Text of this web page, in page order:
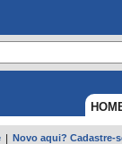
Novo aqui? Cadastre-